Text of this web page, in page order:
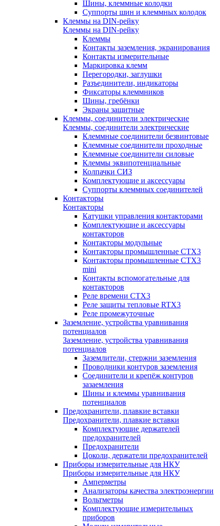
Шины, клеммные колодки
Суппорты шин и клеммных колодок
Клеммы на DIN-рейку
Клеммы на DIN-рейку
Клеммы
Контакты заземления, экранирования
Контакты измерительные
Маркировка клемм
Перегородки, заглушки
Разъединители, индикаторы
Фиксаторы клеммников
Шины, гребёнки
Экраны защитные
Клеммы, соединители электрические
Клеммы, соединители электрические
Клеммные соединители безвинтовые
Клеммные соединители проходные
Клеммные соединители силовые
Клеммы эквипотенциальные
Колпачки СИЗ
Комплектующие и аксессуары
Суппорты клеммных соединителей
Контакторы
Контакторы
Катушки управления контакторами
Комплектующие и аксессуары
контакторов
Контакторы модульные
Контакторы промышленные CTX3
Контакторы промышленные CTX3
mini
Контакты вспомогательные для
контакторов
Реле времени CTX3
Реле защиты тепловые RTX3
Реле промежуточные
Заземление, устройства уравнивания
потенциалов
Заземление, устройства уравнивания
потенциалов
Заземлители, стержни заземления
Проводники контуров заземления
Соединители и крепёж контуров
зазаемления
Шины и клеммы уравнивания
потенциалов
Предохранители, плавкие вставки
Предохранители, плавкие вставки
Комплектующие держателей
предохранителей
Предохранители
Цоколи, держатели предохранителей
Приборы измерительные для НКУ
Приборы измерительные для НКУ
Амперметры
Анализаторы качества электроэнергии
Вольтметры
Комплектующие измерительных
приборов